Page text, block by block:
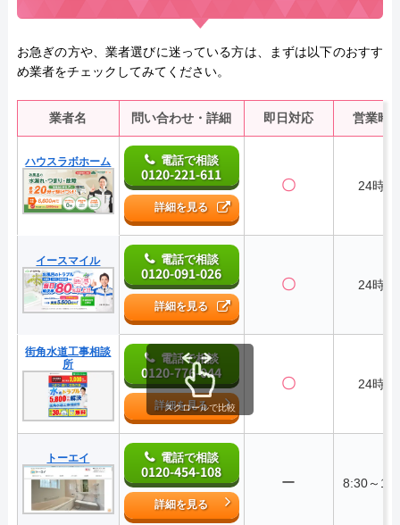
お急ぎの方や、業者選びに迷っている方は、まずは以下のおすす
め業者をチェックしてみてください。
業者名 問い合わせ・詳細 即日対応 営業時
ハウスラボホーム 電話で相談
0120-221-611
詳細を見る
〇 24時間
イースマイル 電話で相談
0120-091-026
詳細を見る
〇 24時間
街角水道工事相談
所
電話で相談
0120-776-044
詳細を見る
〇 24時間
トーエイ 電話で相談
0120-454-108
詳細を見る
ー 8:30～
スクロールで比較